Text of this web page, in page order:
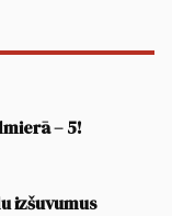
– 5!
izšuvumus